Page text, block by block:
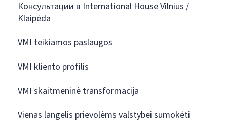
Консультации в International House Vilnius /
Klaipėda
VMI teikiamos paslaugos
VMI kliento profilis
VMI skaitmeninė transformacija
Vienas langelis prievolėms valstybei sumokėti